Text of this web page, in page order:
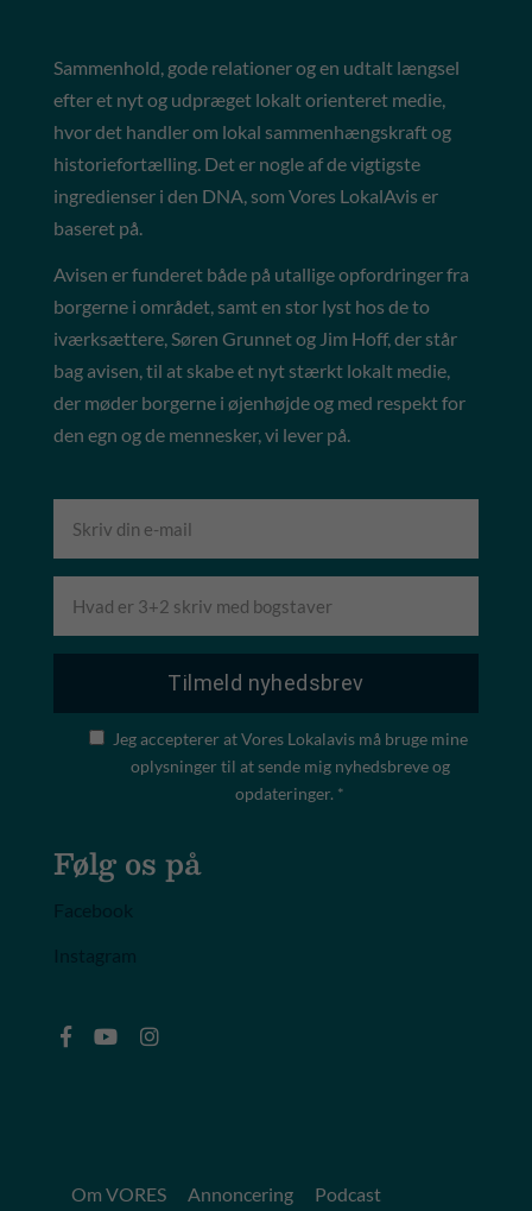
Sammenhold, gode relationer og en udtalt længsel
efter et nyt og udpræget lokalt orienteret medie,
hvor det handler om lokal sammenhængskraft og
historiefortælling. Det er nogle af de vigtigste
ingredienser i den DNA, som Vores LokalAvis er
baseret på.
Avisen er funderet både på utallige opfordringer fra
borgerne i området, samt en stor lyst hos de to
iværksættere, Søren Grunnet og Jim Hoff, der står
bag avisen, til at skabe et nyt stærkt lokalt medie,
der møder borgerne i øjenhøjde og med respekt for
den egn og de mennesker, vi lever på.
Jeg accepterer at Vores Lokalavis må bruge mine
oplysninger til at sende mig nyhedsbreve og
opdateringer. *
Følg os på
Om VORES Annoncering Podcast